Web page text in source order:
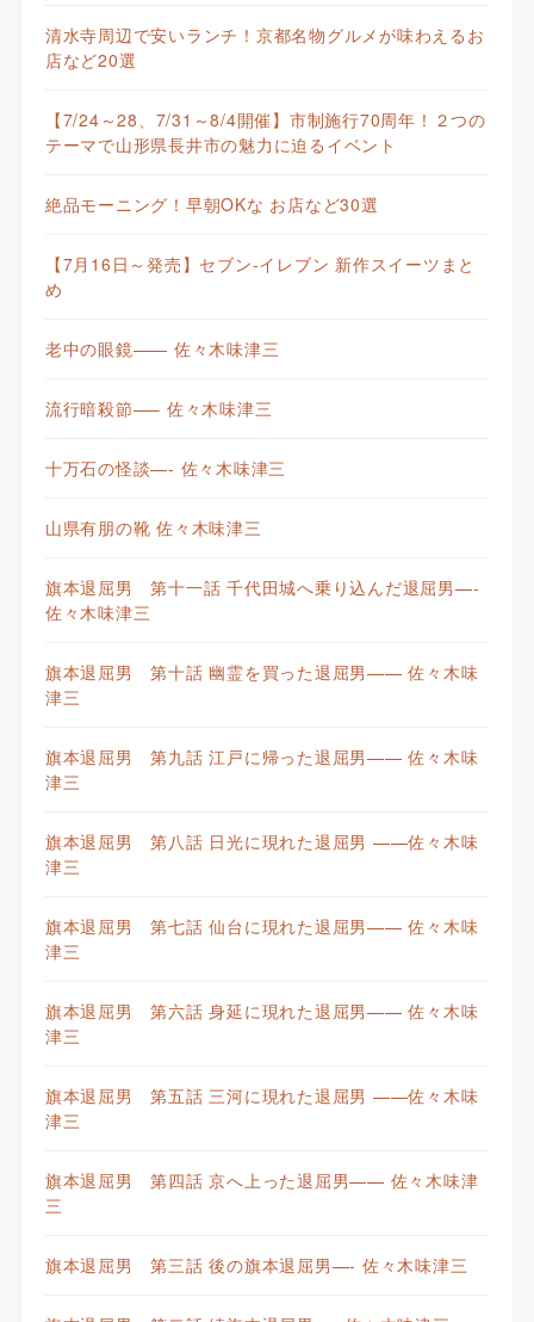
清水寺周辺で安いランチ！京都名物グルメが味わえるお
店など20選
【7/24～28、7/31～8/4開催】市制施行70周年！２つの
テーマで山形県長井市の魅力に迫るイベント
絶品モーニング！早朝OKな お店など30選
【7月16日～発売】セブン-イレブン 新作スイーツまと
め
老中の眼鏡—— 佐々木味津三
流行暗殺節—– 佐々木味津三
十万石の怪談—- 佐々木味津三
山県有朋の靴 佐々木味津三
旗本退屈男 第十一話 千代田城へ乗り込んだ退屈男—-
佐々木味津三
旗本退屈男 第十話 幽霊を買った退屈男—— 佐々木味
津三
旗本退屈男 第九話 江戸に帰った退屈男—— 佐々木味
津三
旗本退屈男 第八話 日光に現れた退屈男 ——佐々木味
津三
旗本退屈男 第七話 仙台に現れた退屈男—— 佐々木味
津三
旗本退屈男 第六話 身延に現れた退屈男—— 佐々木味
津三
旗本退屈男 第五話 三河に現れた退屈男 ——佐々木味
津三
旗本退屈男 第四話 京へ上った退屈男—— 佐々木味津
三
旗本退屈男 第三話 後の旗本退屈男—- 佐々木味津三